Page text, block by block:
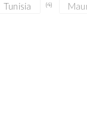
Tunisia (4)